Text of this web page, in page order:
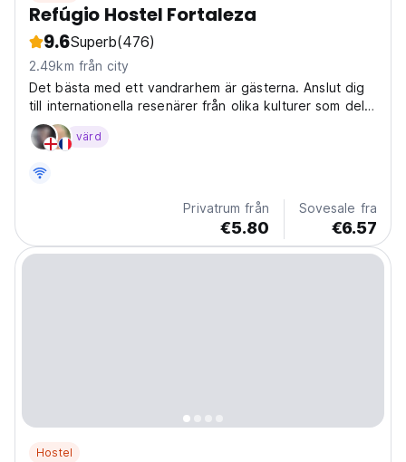
Refúgio Hostel Fortaleza
9.6Superb(476)
2.49km från city
Det bästa med ett vandrarhem är gästerna. Anslut dig
till internationella resenärer från olika kulturer som delar
samma tak. Vi är det bäst rankade vandrarhemmet i
Fortaleza på TripAdvisor och på LonelyPlanet. Kom och
värd
Privatrum från
€5.80
Sovesale fra
€6.57
Hostel